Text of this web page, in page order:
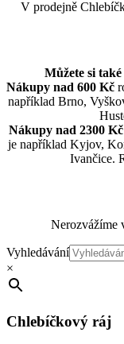
V prodejně
Můžete si
Nákupy nad 600 Kč
například Brno,
Nákupy nad 2300 Kč
je například Kyjov,
Ivančice.
Nerozvážíme
Vyhledávání
×
Chlebíčkový ráj